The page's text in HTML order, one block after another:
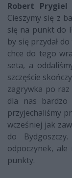
Robert Prygiel
Cieszymy się z
się na punkt do
by się przydał
chce do tego
seta, a
szczęście
zagrywka po
dla nas bardzo
przyjechaliśmy
wcześniej jak
do
odpoczynek,
punkty.